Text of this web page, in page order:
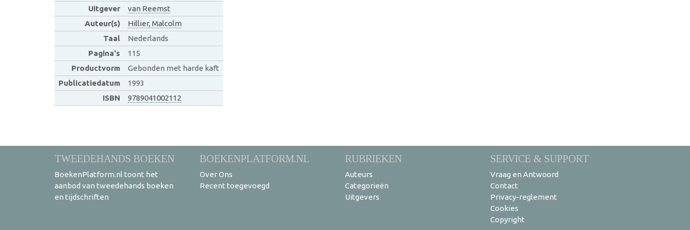
Uitgever
van Reemst
Auteur(s)
Hillier, Malcolm
Taal
Nederlands
Pagina's
115
Productvorm
Gebonden met harde kaft
Publicatiedatum
1993
ISBN
9789041002112
TWEEDEHANDS BOEKEN
BoekenPlatform.nl toont het
aanbod van tweedehands boeken
en tijdschriften
BOEKENPLATFORM.NL
Over Ons
Recent toegevoegd
RUBRIEKEN
Auteurs
Categorieën
Uitgevers
SERVICE & SUPPORT
Vraag en Antwoord
Contact
Privacy-reglement
Cookies
Copyright